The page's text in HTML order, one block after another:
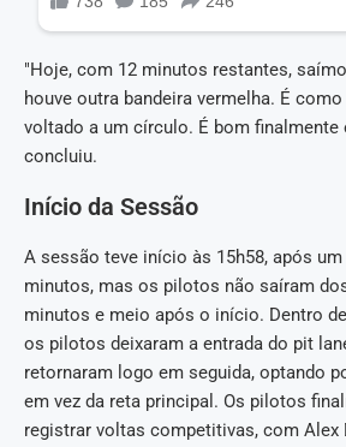
"Hoje, com 12 minutos restantes,
houve outra bandeira vermelha. É
voltado a um círculo. É bom finalmente
concluiu.
Início da Sessão
A sessão teve início às 15h58, após
minutos, mas os pilotos não saíram
minutos e meio após o início. Dentro
os pilotos deixaram a entrada do pit
retornaram logo em seguida, optando
em vez da reta principal. Os pilotos
registrar voltas competitivas, com Alex